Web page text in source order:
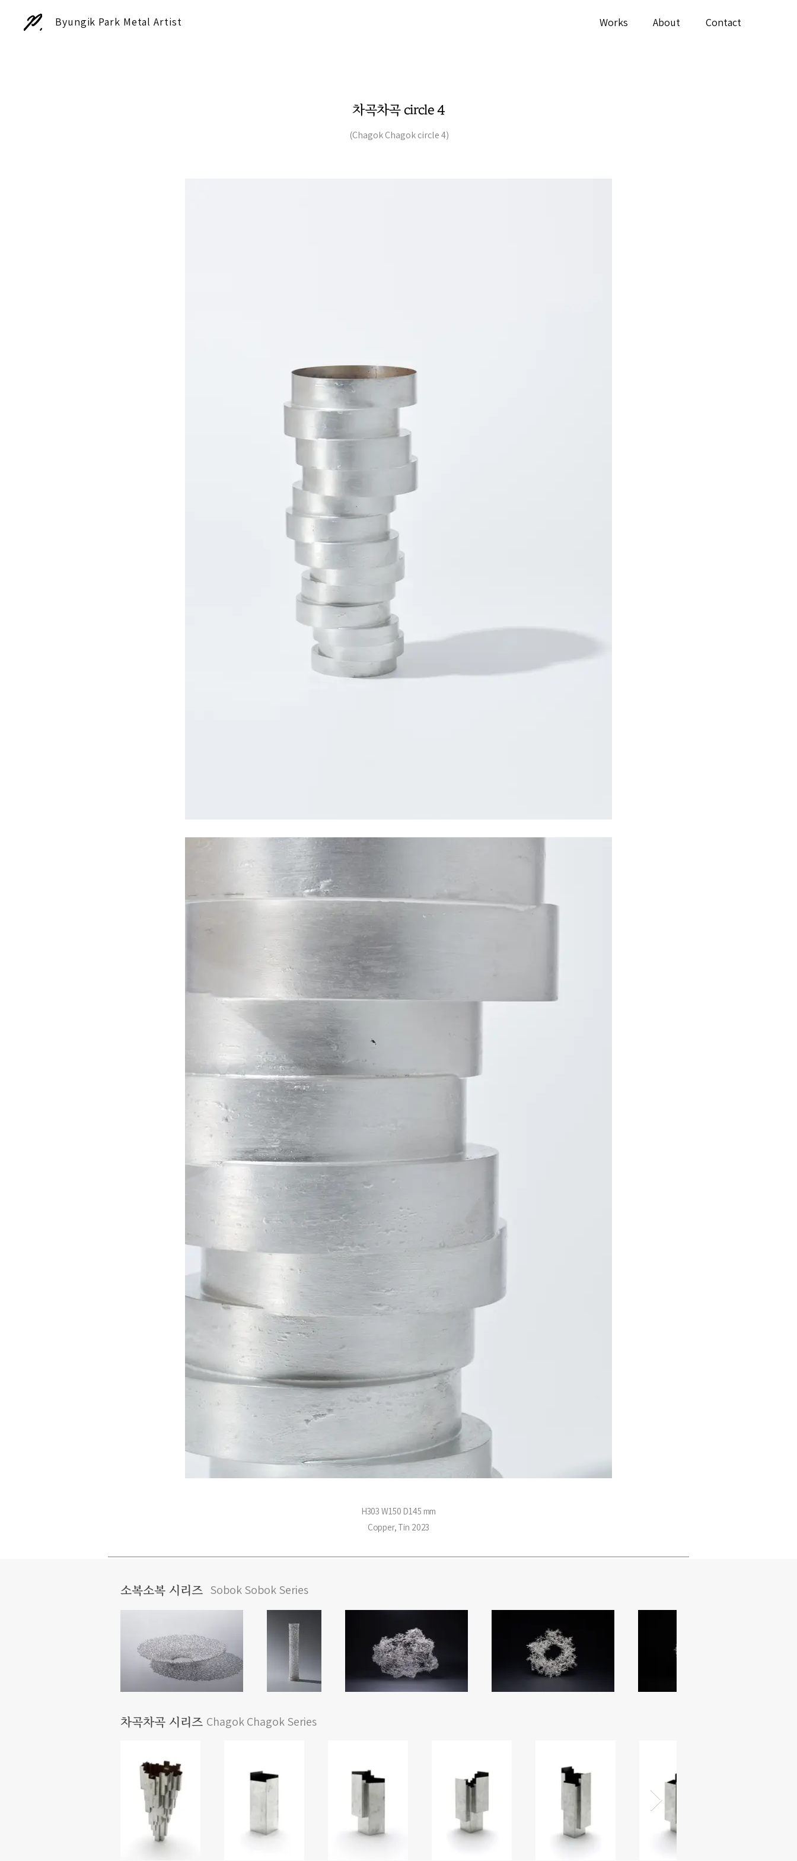
Byungik Park Metal Artist Works About Contact
차곡차곡 circle 4
(Chagok Chagok circle 4)
H303 W150 D145 mm
Copper, Tin 2023
소복소복 시리즈 Sobok Sobok Series
차곡차곡 시리즈 Chagok Chagok Series